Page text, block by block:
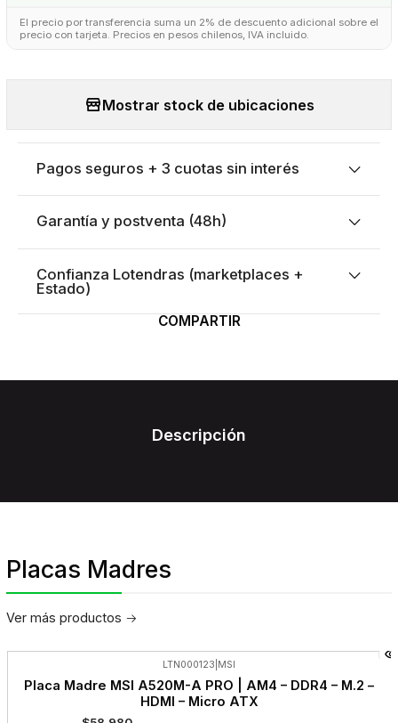
El precio por transferencia suma un 2% de descuento adicional sobre el
precio con tarjeta. Precios en pesos chilenos, IVA incluido.
Mostrar stock de ubicaciones
Pagos seguros + 3 cuotas sin interés
Garantía y postventa (48h)
Confianza Lotendras (marketplaces +
Estado)
COMPARTIR
Descripción
Placas Madres
Ver más productos
-25%
OFF
LTN000123 MSI
Placa Madre MSI A520M-A PRO | AM4 – DDR4 – M.2 –
HDMI – Micro ATX